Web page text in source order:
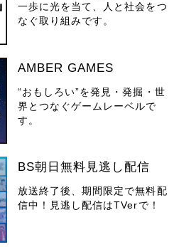
一歩に光を当て、人と社会をつ
なぐ取り組みです。
AMBER GAMES
“おもしろい”を発見・発掘・世
界とつなぐゲームレーベルで
す。
BS朝日無料見逃し配信
放送終了後、期間限定で無料配
信中！見逃し配信はTVerで！